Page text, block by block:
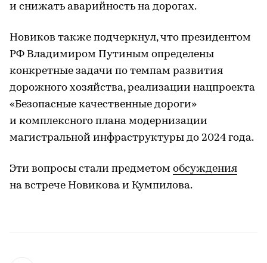
и снижать аварийность на дорогах.
Новиков также подчеркнул, что президентом
РФ Владимиром Путиным определены
конкретные задачи по темпам развития
дорожного хозяйства, реализации нацпроекта
«Безопасные качественные дороги»
и комплексного плана модернизации
магистральной инфраструктуры до 2024 года.
Эти вопросы стали предметом обсуждения
на встрече Новикова и Кумпилова.